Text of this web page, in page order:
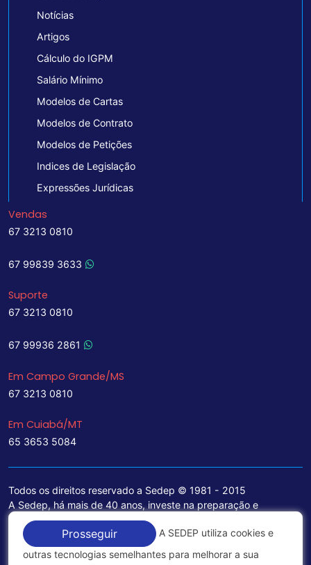
Notícias
Artigos
Cálculo do IGPM
Salário Mínimo
Modelos de Cartas
Modelos de Contrato
Modelos de Petições
Indices de Legislação
Expressões Jurídicas
Vendas
67 3213 0810
67 99839 3633
Suporte
67 3213 0810
67 99936 2861
Em Campo Grande/MS
67 3213 0810
Em Cuiabá/MT
65 3653 5084
Todos os direitos reservado a Sedep © 1981 - 2015
A Sedep, há mais de 40 anos, investe na preparação e
treinamento de funcionários e na aquisição de tecnologia de
ponta para a ampliação de seu portfólio de serviços voltados
para a área jurídica, que contemplam informações seguras e
Prosseguir
A SEDEP utiliza cookies e
outras tecnologias semelhantes para melhorar a sua